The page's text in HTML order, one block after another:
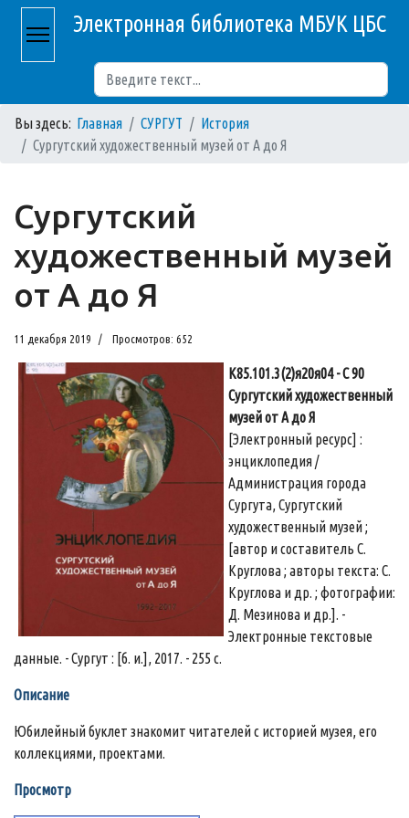
Электронная библиотека МБУК ЦБС
Вы здесь: Главная СУРГУТ
История
Сургутский художественный музей от А до Я
Сургутский
художественный музей
от А до Я
11 декабря 2019 Просмотров: 652
К85.101.3(2)я20я04 - С 90
Сургутский художественный
музей от А до Я
[Электронный ресурс] :
энциклопедия /
Администрация города
Сургута, Сургутский
художественный музей ;
[автор и составитель С.
Круглова ; авторы текста: С.
Круглова и др. ; фотографии:
Д. Мезинова и др.]. -
Электронные текстовые
данные. - Сургут : [б. и.], 2017. - 255 с.
Описание
Юбилейный буклет знакомит читателей с историей музея, его
коллекциями, проектами.
Просмотр